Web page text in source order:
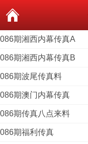
086期湘西内幕传真A
086期湘西内幕传真B
086期波尾传真料
086期澳门内幕传真
086期传真八点来料
086期福利传真